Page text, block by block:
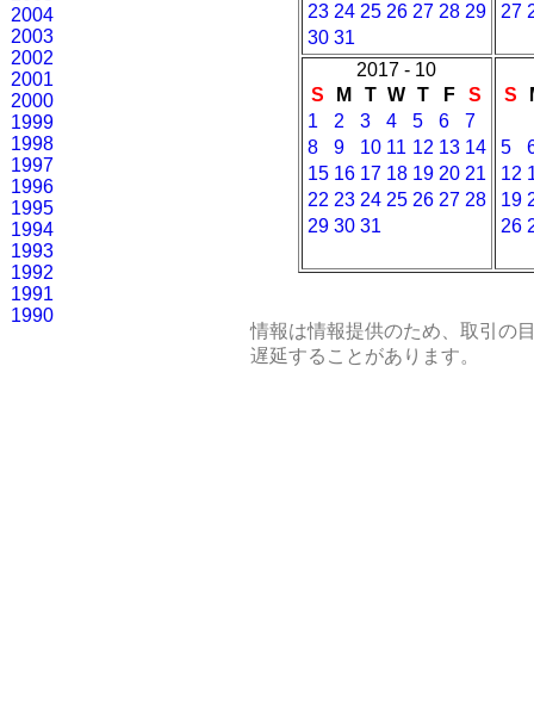
2004
2003
2002
2001
2000
1999
1998
1997
1996
1995
1994
1993
1992
1991
1990
23 24 25 26 27 28 29
30 31
27
2017 - 10
S
M T W T F
S
1
2 3 4 5 6
7
8
9 10 11 12 13 14
15 16 17 18 19 20 21
22 23 24 25 26 27 28
29 30 31
S
5
12
19
26
情報は情報提供のため、取引の
遅延することがあります。